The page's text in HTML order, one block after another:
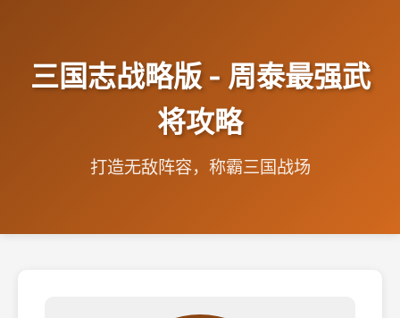
三国志战略版 - 周泰最强武
将攻略
打造无敌阵容，称霸三国战场